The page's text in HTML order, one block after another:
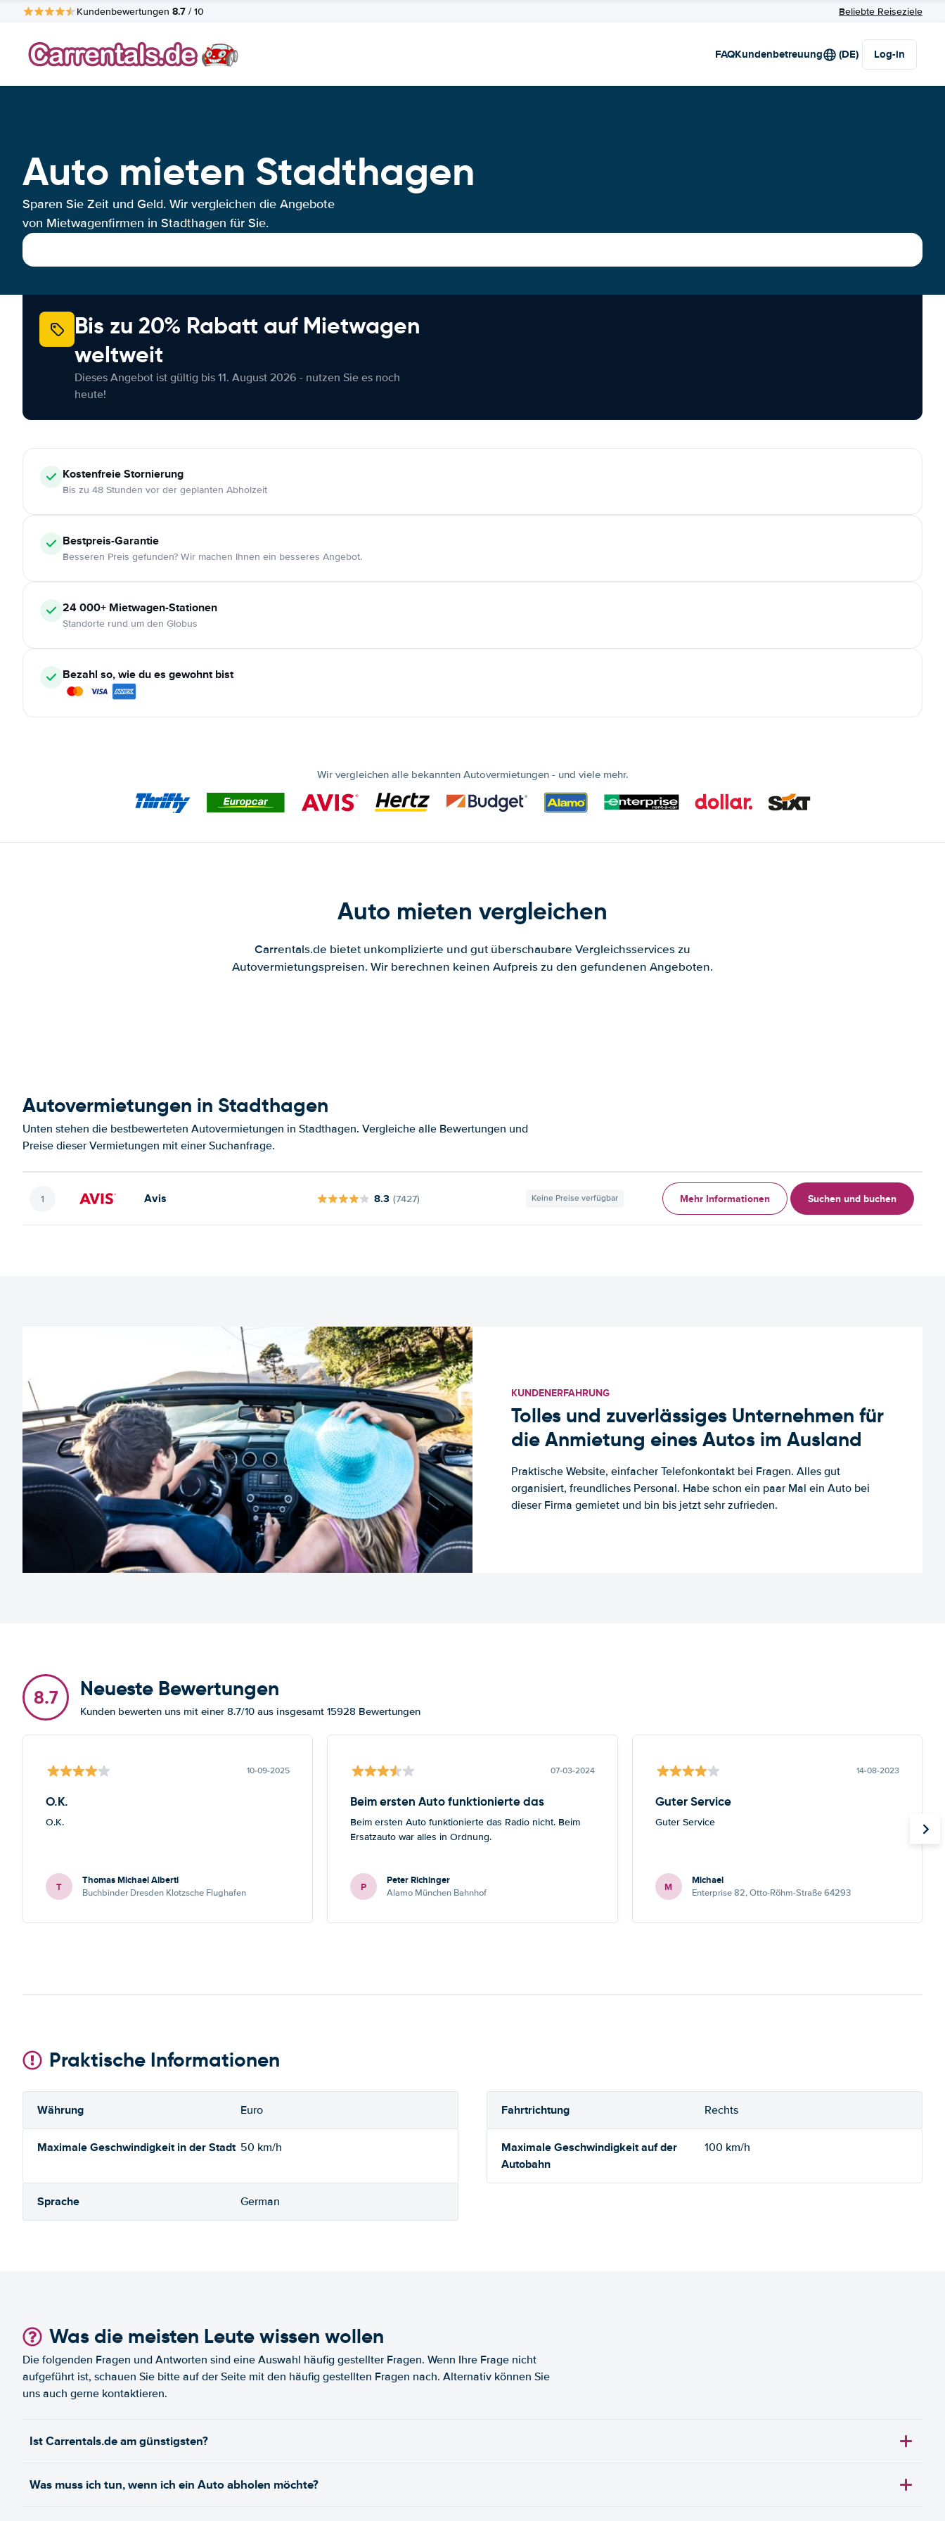
Kundenbewertungen 8.7 / 10 Beliebte Reiseziele
FAQKundenbetreuung (DE) Log-in
Auto mieten Stadthagen
Sparen Sie Zeit und Geld. Wir vergleichen die Angebote
von Mietwagenfirmen in Stadthagen für Sie.
Bis zu 20% Rabatt auf Mietwagen
weltweit
Dieses Angebot ist gültig bis 11. August 2026 - nutzen Sie es noch
heute!
KostenfreieStornierung
Bis zu 48 Stunden vor der geplanten Abholzeit
Bestpreis-Garantie
Besseren Preis gefunden? Wir machen Ihnen ein besseres Angebot.
24 000+ Mietwagen-Stationen
Standorte rund um den Globus
Bezahl so, wie du es gewohnt bist
Wir vergleichen alle bekannten Autovermietungen - und viele mehr.
Auto mieten vergleichen
Carrentals.de bietet unkomplizierte und gut überschaubare Vergleichsservices zu
Autovermietungspreisen. Wir berechnen keinen Aufpreis zu den gefundenen Angeboten.
Autovermietungen in Stadthagen
Unten stehen die bestbewerteten Autovermietungen in Stadthagen. Vergleiche alle Bewertungen und
Preise dieser Vermietungen mit einer Suchanfrage.
Avis 8.3 (7427) Keine Preise verfügbar Mehr Informationen Suchen und buchen
KUNDENERFAHRUNG
Tolles und zuverlässiges Unternehmen für
die Anmietung eines Autos im Ausland
Praktische Website, einfacher Telefonkontakt bei Fragen. Alles gut
organisiert, freundliches Personal. Habe schon ein paar Mal ein Auto bei
dieser Firma gemietet und bin bis jetzt sehr zufrieden.
8.7 Neueste Bewertungen
Kunden bewerten uns mit einer 8.7/10 aus insgesamt 15928 Bewertungen
10-09-2025
O.K.
O.K.
T Thomas Michael Alberti
Buchbinder Dresden Klotzsche Flughafen
07-03-2024
Beim ersten Auto funktionierte das
Beim ersten Auto funktionierte das Radio nicht. Beim
Ersatzauto war alles in Ordnung.
P Peter Richinger
Alamo München Bahnhof
14-08-2023
Guter Service
Guter Service
M Michael
Enterprise 82, Otto-Röhm-Straße 64293
Praktische Informationen
Währung Euro Fahrtrichtung Rechts
Maximale Geschwindigkeit in der Stadt 50 km/h
Maximale Geschwindigkeit auf der
Autobahn
100 km/h
Sprache German
Was die meisten Leute wissen wollen
Die folgenden Fragen und Antworten sind eine Auswahl häufig gestellter Fragen. Wenn Ihre Frage nicht
aufgeführt ist, schauen Sie bitte auf der Seite mit den häufig gestellten Fragen nach. Alternativ können Sie
uns auch gerne kontaktieren.
Ist Carrentals.de am günstigsten?
Was muss ich tun, wenn ich ein Auto abholen möchte?